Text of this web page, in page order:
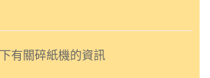
有關碎紙機的資訊